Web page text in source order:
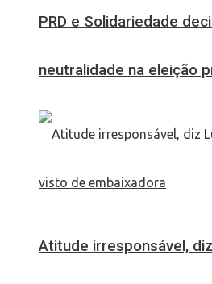
PRD e Solidariedade
neutralidade na eleição
Atitude irresponsável,